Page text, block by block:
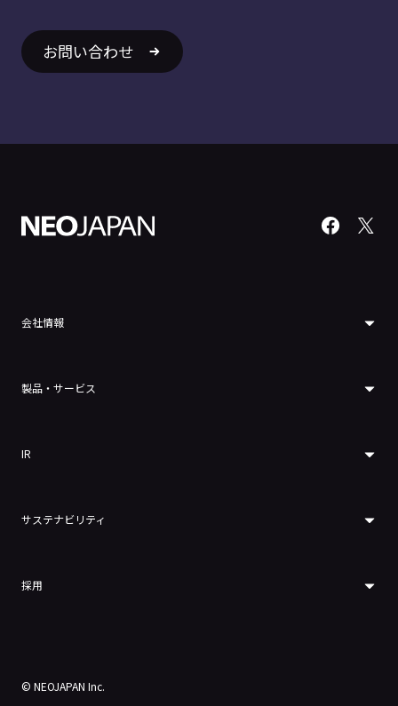
お問い合わせ
会社情報
製品・サービス
IR
サステナビリティ
採用
© NEOJAPAN Inc.